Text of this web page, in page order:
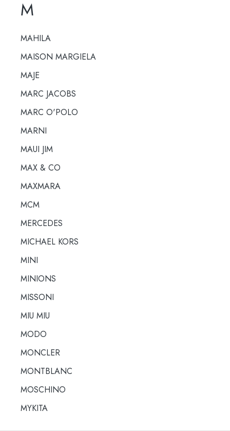
M
MAHILA
MAISON MARGIELA
MAJE
MARC JACOBS
MARC O'POLO
MARNI
MAUI JIM
MAX & CO
MAXMARA
MCM
MERCEDES
MICHAEL KORS
MINI
MINIONS
MISSONI
MIU MIU
MODO
MONCLER
MONTBLANC
MOSCHINO
MYKITA